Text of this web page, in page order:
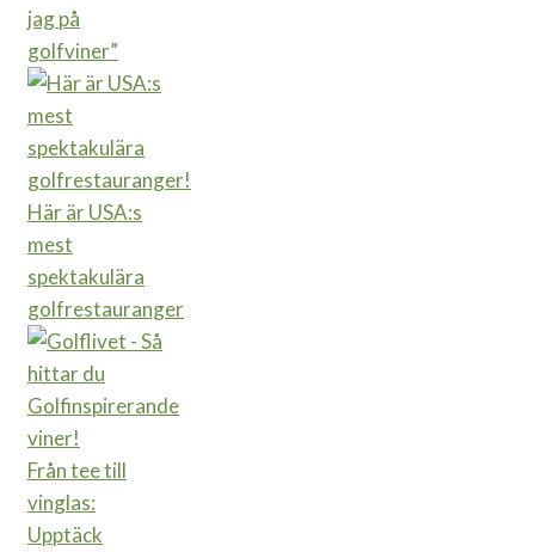
jag på
golfviner”
Här är USA:s
mest
spektakulära
golfrestauranger
Från tee till
vinglas:
Upptäck